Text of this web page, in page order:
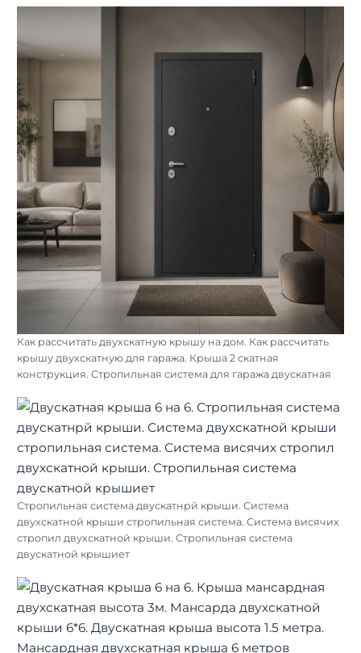
Как рассчитать двухскатную крышу на дом. Как рассчитать
крышу двухскатную для гаража. Крыша 2 скатная
конструкция. Стропильная система для гаража двускатная
Стропильная система двускатнрй крыши. Система
двухскатной крыши стропильная система. Система висячих
стропил двухскатной крыши. Стропильная система
двускатной крышиет